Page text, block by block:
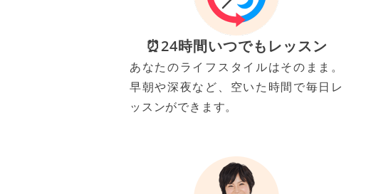
⏰24時間いつでもレッスン
あなたのライフスタイルはそのまま。
早朝や深夜など、空いた時間で毎日レ
ッスンができます。